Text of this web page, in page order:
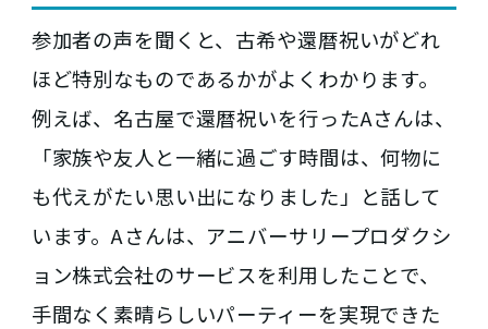
参加者の声を聞くと、古希や還暦祝いがどれ
ほど特別なものであるかがよくわかります。
例えば、名古屋で還暦祝いを行ったAさんは、
「家族や友人と一緒に過ごす時間は、何物に
も代えがたい思い出になりました」と話して
います。Aさんは、アニバーサリープロダクシ
ョン株式会社のサービスを利用したことで、
手間なく素晴らしいパーティーを実現できた